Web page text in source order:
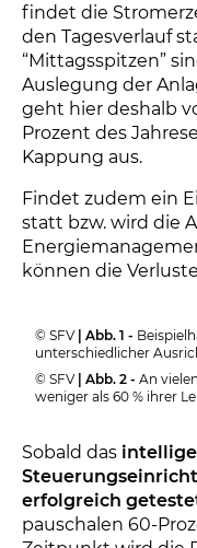
findet die
den Tagesverlauf
“Mittagsspitzen”
Auslegung der
geht hier deshalb
Prozent des
Kappung aus.
Findet zudem ein
statt bzw. wird die
können die
© SFV | Abb. 1 -
unterschiedlicher
Südanlage stärker.
© SFV | Abb. 2 - An
weniger als 60 % ihrer
Sobald das
erfolgreich
pauschalen 60-